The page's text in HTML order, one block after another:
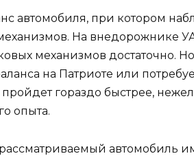
автомобиля, при котором
На внедорожнике
механизмов достаточно.
на Патриоте или
гораздо быстрее,
опыта.
автомобиль